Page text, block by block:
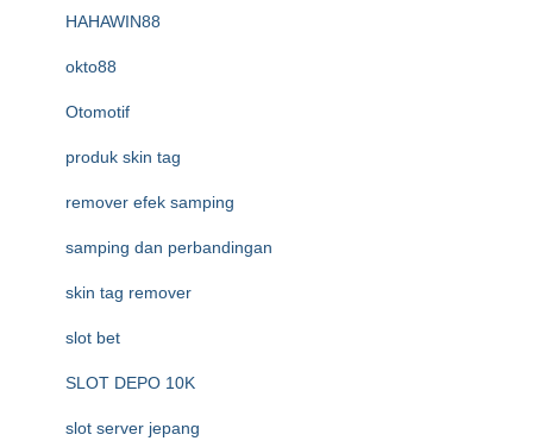
HAHAWIN88
okto88
Otomotif
produk skin tag
remover efek samping
samping dan perbandingan
skin tag remover
slot bet
SLOT DEPO 10K
slot server jepang